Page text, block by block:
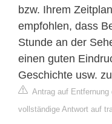
bzw. Ihrem
empfohlen, dass
Stunde an der
einen guten
Geschichte usw.
Antrag auf Entfernung
vollständige Antwort auf